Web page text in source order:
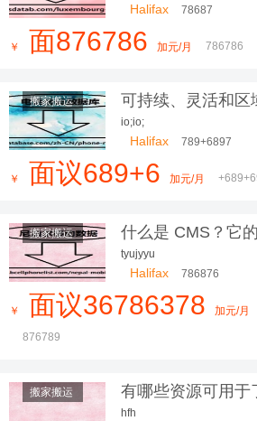
Halifax 78687
￥ 面876786 加元/月 786786
搬家搬运
可持续、灵活和区
年最美的室内设计
io;io;
Halifax 789+6897
￥ 面议689+6 加元/月
搬家搬运 什么是 CMS？它
tyujyyu
Halifax 786876
￥ 面议36786378 加元/月
876789
搬家搬运
有哪些资源可用于
营销的更多信息？
hfh